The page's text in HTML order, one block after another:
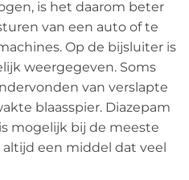
is het daarom beter
van een auto of te
Op de bijsluiter is
weergegeven. Soms
van verslapte
blaasspier. Diazepam
mogelijk bij de meeste
een middel dat veel